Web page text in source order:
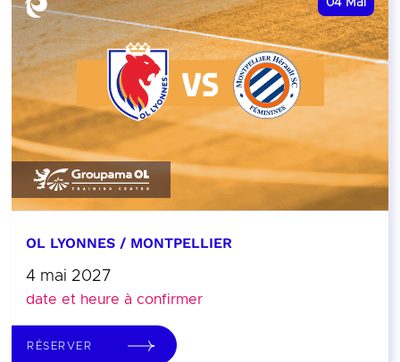
04 Mai
OL LYONNES / MONTPELLIER
4 mai 2027
date et heure à confirmer
RÉSERVER